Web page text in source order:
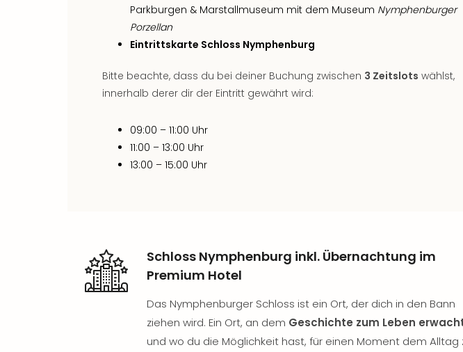
Parkburgen & Marstallmuseum mit dem Museum Nymphenburger
Porzellan
Eintrittskarte Schloss Nymphenburg
Bitte beachte, dass du bei deiner Buchung zwischen 3 Zeitslots wählst,
innerhalb derer dir der Eintritt gewährt wird:
09:00 – 11:00 Uhr
11:00 – 13:00 Uhr
13:00 – 15:00 Uhr
Schloss Nymphenburg inkl. Übernachtung im
Premium Hotel
Das Nymphenburger Schloss ist ein Ort, der dich in den Bann
ziehen wird. Ein Ort, an dem Geschichte zum Leben
und wo du die Möglichkeit hast, für einen Moment dem Alltag